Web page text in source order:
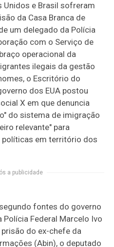
Unidos e Brasil sofreram
da Casa Branca de
um delegado da Polícia
com o Serviço de
operacional da
ilegais da gestão
o Escritório do
dos EUA postou
X em que denuncia
do sistema de imigração
relevante" para
políticas em território dos
a publicidade
fontes do governo
Polícia Federal Marcelo Ivo
prisão do ex-chefe da
(Abin), o deputado